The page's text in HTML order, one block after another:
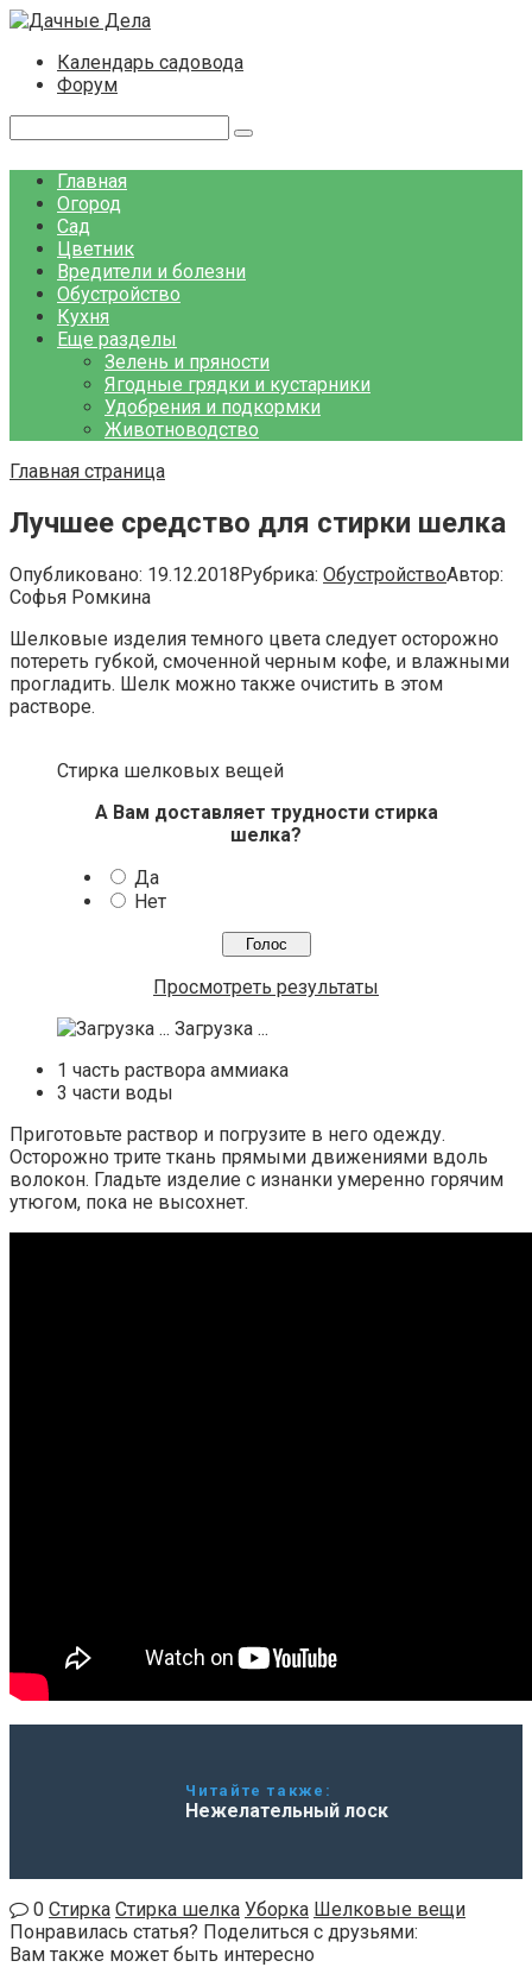
Перейти
контентуКалендарь садовода
Форум
Главная
Огород
Сад
Цветник
Вредители и болезни
Обустройство
Кухня
Еще разделы
Зелень и пряности
Ягодные грядки и кустарники
Удобрения и подкормки
Животноводство
Главная страница
Лучшее средство для стирки шелка
Опубликовано: 19.12.2018Рубрика: ОбустройствоАвтор:
Софья Ромкина
Шелковые изделия темного цвета следует осторожно
потереть губкой, смоченной черным кофе, и влажными
прогладить. Шелк можно также очистить в этом
растворе.
Стирка шелковых вещей
А Вам доставляет трудности стирка
шелка?
Да
Нет
Просмотреть результаты
Загрузка ...
1 часть раствора аммиака
3 части воды
Приготовьте раствор и погрузите в него одежду.
Осторожно трите ткань прямыми движениями вдоль
волокон. Гладьте изделие с изнанки умеренно горячим
утюгом, пока не высохнет.
Читайте также:
Нежелательный лоск
0 Стирка Стирка шелка Уборка Шелковые вещи
Понравилась статья? Поделиться с друзьями:
Вам также может быть интересно